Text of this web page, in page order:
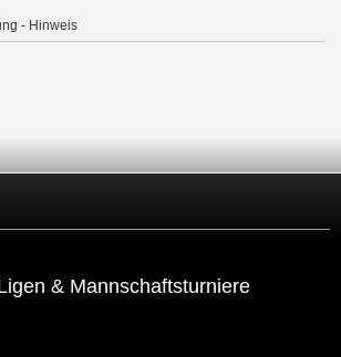
- Hinweis
& Mannschaftsturniere